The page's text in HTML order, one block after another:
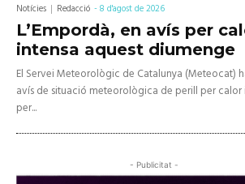
Notícies Redacció -8 d'agost de 2026
L’Empordà, en avís per
intensa aquest diumenge
El Servei Meteorològic de Catalunya (Meteocat)
avís de situació meteorològica de perill per calor
per...
- Publicitat -